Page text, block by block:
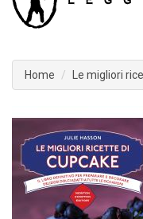
Home Le migliori